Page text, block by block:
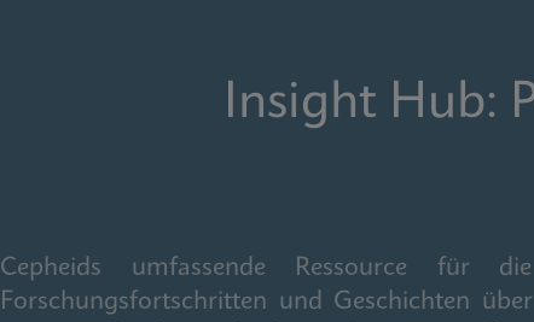
Insight Hub:
Cepheids umfassende Ressource für
Forschungsfortschritten und Geschichten